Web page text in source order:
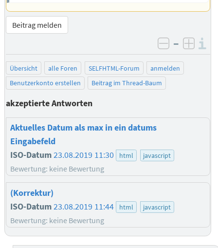
Beitrag melden
negativ
–
Übersicht alle Foren SELFHTML-Forum
anmelden
Benutzerkonto erstellen
Beitrag im Thread-Baum
akzeptierte Antworten
Aktuelles Datum als max in ein datums
Eingabefeld
ISO-Datum23.08.2019 11:30 html javascript
Bewertung: keine Bewertung
(Korrektur)
ISO-Datum23.08.2019 11:44 html javascript
Bewertung: keine Bewertung